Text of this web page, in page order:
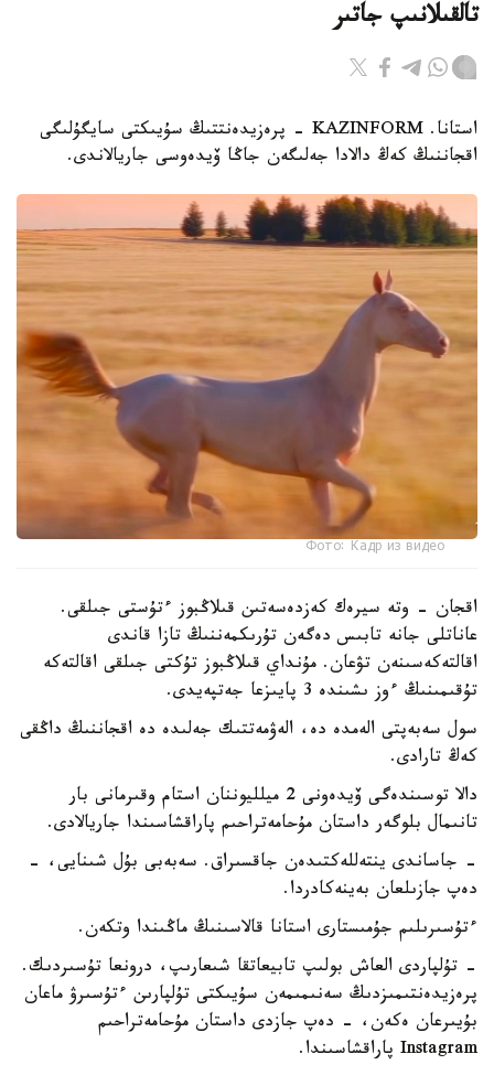
تالقىلانىپ جاتىر
استانا. KAZINFORM - پرەزيدەنتتىڭ سۇيىكتى سايگۇلىگى
اقجاننىڭ كەڭ دالادا جەلىگەن جاڭا ۆيدەوسى جاريالاندى.
Фото: Кадр из видео
اقجان - وتە سيرەك كەزدەسەتىن قىلاڭبوز ءتۇستى جىلقى.
عاناتلى جانە تابىس دەگەن تۇرىكمەننىڭ تازا قاندى
اقالتەكەسىنەن تۋعان. مۇنداي قىلاڭبوز تۇكتى جىلقى اقالتەكە
تۇقىمىنىڭ ءوز ىشىندە 3 پايىزعا جەتپەيدى.
سول سەبەپتى الەمدە دە، الەۋمەتتىك جەلىدە دە اقجاننىڭ داڭقى
كەڭ تارادى.
دالا توسىندەگى ۆيدەونى 2 ميلليوننان استام وقىرمانى بار
تانىمال بلوگەر داستان مۇحامەتراحىم پاراقشاسىندا جاريالادى.
- جاساندى ينتەللەكتىدەن جاقسىراق. سەبەبى بۇل شىنايى، -
دەپ جازىلعان بەينەكادردا.
ءتۇسىرىلىم جۇمىستارى استانا قالاسىنىڭ ماڭىندا وتكەن.
- تۇلپاردى العاش بولىپ تابيعاتقا شىعارىپ، درونعا تۇسىردىك.
پرەزيدەنتىمىزدىڭ سەنىمىمەن سۇيىكتى تۇلپارىن ءتۇسىرۋ ماعان
بۇيىرعان ەكەن، - دەپ جازدى داستان مۇحامەتراحىم
Instagram پاراقشاسىندا.